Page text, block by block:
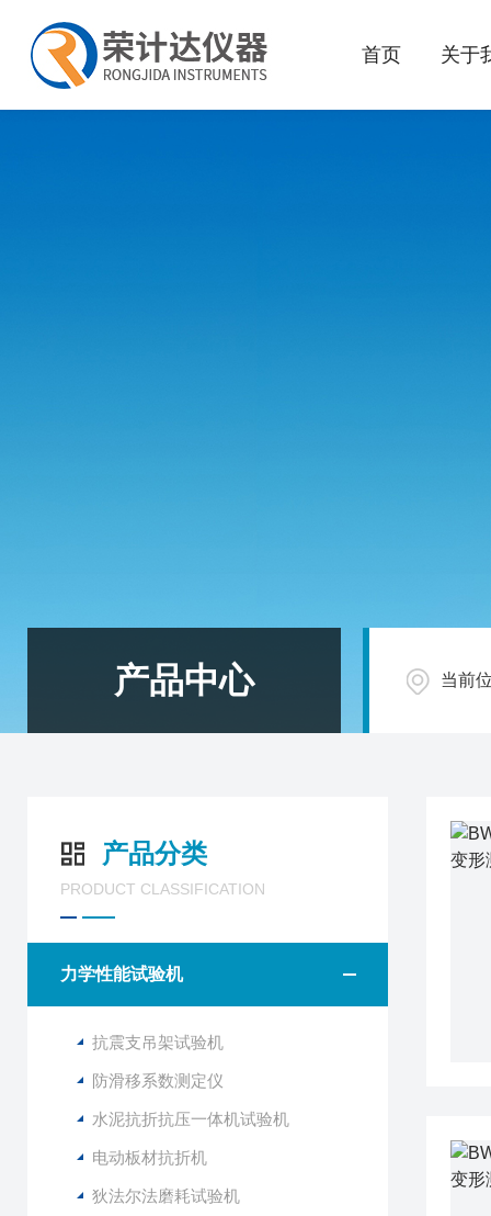
首页 关于
产品中心 当前
产品分类
PRODUCT CLASSIFICATION
力学性能试验机
抗震支吊架试验机
防滑移系数测定仪
水泥抗折抗压一体机试验机
电动板材抗折机
狄法尔法磨耗试验机